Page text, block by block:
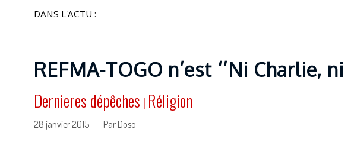
DANS L'ACTU :
REFMA-TOGO n’est ‘’Ni Charlie,
Dernieres dépêches | Réligion
28 janvier 2015 - Par Doso